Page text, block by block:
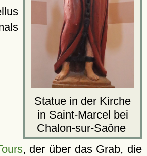
Statue in der Kirche
in Saint-Marcel bei
Chalon-sur-Saône
, der über das Grab, die